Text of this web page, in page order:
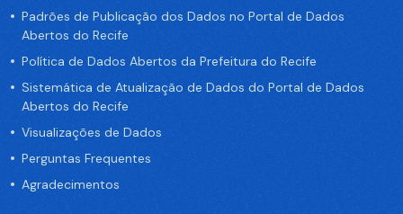
Padrões de Publicação dos Dados no Portal de Dados
Abertos do Recife
Política de Dados Abertos da Prefeitura do Recife
Sistemática de Atualização de Dados do Portal de Dados
Abertos do Recife
Visualizações de Dados
Perguntas Frequentes
Agradecimentos